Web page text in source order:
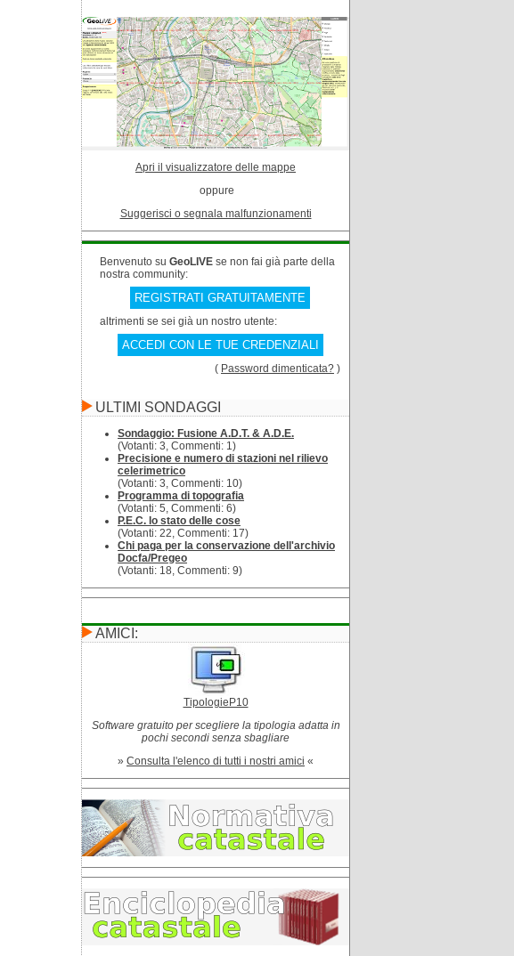
Apri il visualizzatore delle mappe
oppure
Suggerisci o segnala malfunzionamenti
Benvenuto su GeoLIVE se non fai già parte della
nostra community:
REGISTRATI GRATUITAMENTE
altrimenti se sei già un nostro utente:
ACCEDI CON LE TUE CREDENZIALI
( Password dimenticata? )
ULTIMI SONDAGGI
Sondaggio: Fusione A.D.T. & A.D.E.
(Votanti: 3, Commenti: 1)
Precisione e numero di stazioni nel rilievo
celerimetrico
(Votanti: 3, Commenti: 10)
Programma di topografia
(Votanti: 5, Commenti: 6)
P.E.C. lo stato delle cose
(Votanti: 22, Commenti: 17)
Chi paga per la conservazione dell'archivio
Docfa/Pregeo
(Votanti: 18, Commenti: 9)
AMICI:
TipologieP10
Software gratuito per scegliere la tipologia adatta in
pochi secondi senza sbagliare
» Consulta l'elenco di tutti i nostri amici «